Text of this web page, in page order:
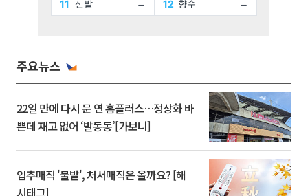
주요뉴스
22일 만에 다시 문 연 홈플러스…정상화 바
쁜데 재고 없어 ‘발동동’[가보니]
입추매직 '불발', 처서매직은 올까요? [해
시태그]